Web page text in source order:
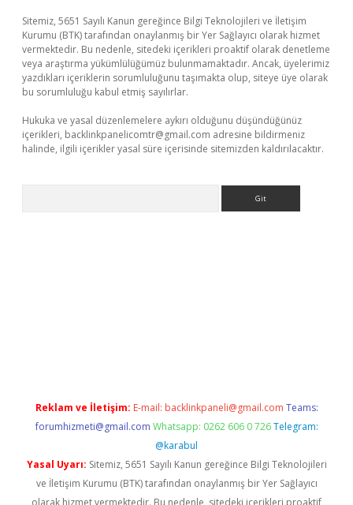
Sitemiz, 5651 Sayılı Kanun gereğince Bilgi Teknolojileri ve İletişim
Kurumu (BTK) tarafından onaylanmış bir Yer Sağlayıcı olarak hizmet
vermektedir. Bu nedenle, sitedeki içerikleri proaktif olarak denetleme
veya araştırma yükümlülüğümüz bulunmamaktadır. Ancak, üyelerimiz
yazdıkları içeriklerin sorumluluğunu taşımakta olup, siteye üye olarak
bu sorumluluğu kabul etmiş sayılırlar.
Hukuka ve yasal düzenlemelere aykırı olduğunu düşündüğünüz
içerikleri, backlinkpanelicomtr@gmail.com adresine bildirmeniz
halinde, ilgili içerikler yasal süre içerisinde sitemizden kaldırılacaktır.
Reklam ve İletişim: E-mail: backlinkpaneli@gmail.com Teams:
forumhizmeti@gmail.com Whatsapp: 0262 606 0 726 Telegram:
@karabul
Yasal Uyarı: Sitemiz, 5651 Sayılı Kanun gereğince Bilgi Teknolojileri
ve İletişim Kurumu (BTK) tarafından onaylanmış bir Yer Sağlayıcı
olarak hizmet vermektedir. Bu nedenle, sitedeki içerikleri proaktif